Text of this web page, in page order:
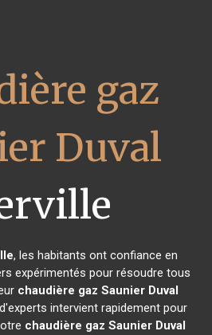
gaz
Duval
, les habitants ont confiance en
expérimentés pour résoudre tous
chaudière gaz Saunier Duval
intervient rapidement pour
chaudière gaz Saunier Duval